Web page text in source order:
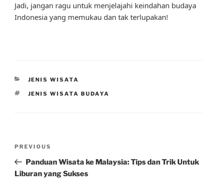
Jadi, jangan ragu untuk menjelajahi keindahan budaya
Indonesia yang memukau dan tak terlupakan!
CATEGORIES
JENIS WISATA
TAGS
JENIS WISATA BUDAYA
Previous
Post
PREVIOUS
Panduan Wisata ke Malaysia: Tips dan Trik Untuk
Liburan yang Sukses